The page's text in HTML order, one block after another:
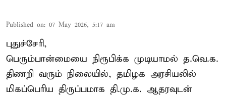
Published on: 07 May 2026, 5:17 am
புதுச்சேரி,
பெரும்பான்மையை நிரூபிக்க முடியாமல் த.வெ.க.
திணறி வரும் நிலையில், தமிழக அரசியலில்
மிகப்பெரிய திருப்பமாக தி.மு.க. ஆதரவுடன்